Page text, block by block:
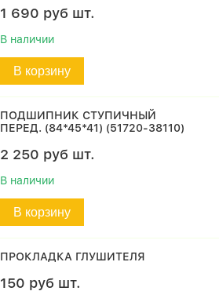
1 690 руб шт.
В наличии
В корзину
ПОДШИПНИК СТУПИЧНЫЙ
ПЕРЕД. (84*45*41) (51720-38110)
2 250 руб шт.
В наличии
В корзину
ПРОКЛАДКА ГЛУШИТЕЛЯ
150 руб шт.